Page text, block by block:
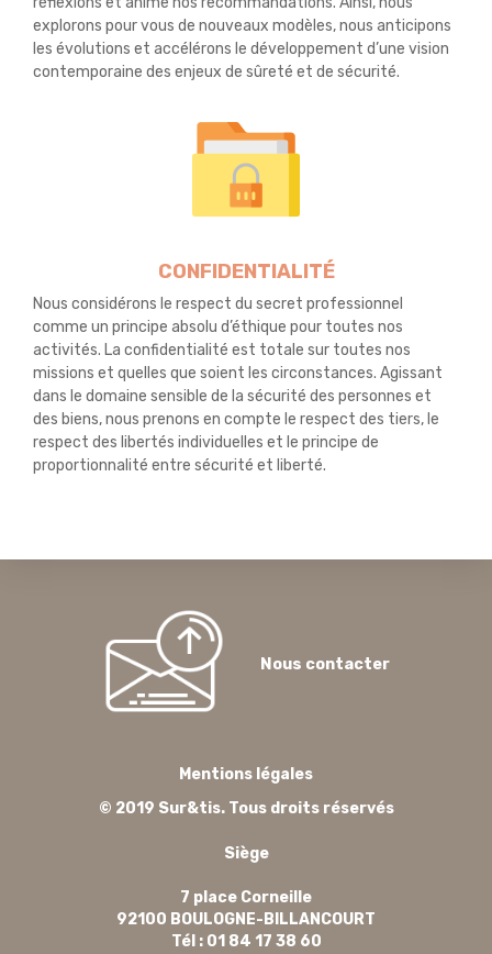
explorons pour vous de nouveaux modèles, nous anticipons
les évolutions et accélérons le développement d’une vision
contemporaine des enjeux de sûreté et de sécurité.
CONFIDENTIALITÉ
Nous considérons le respect du secret professionnel
comme un principe absolu d’éthique pour toutes nos
activités. La confidentialité est totale sur toutes nos
missions et quelles que soient les circonstances. Agissant
dans le domaine sensible de la sécurité des personnes et
des biens, nous prenons en compte le respect des tiers, le
respect des libertés individuelles et le principe de
proportionnalité entre sécurité et liberté.
Nous contacter
Mentions légales
© 2019 Sur&tis. Tous droits réservés
Siège
7 place Corneille
92100 BOULOGNE-BILLANCOURT
Tél : 01 84 17 38 60